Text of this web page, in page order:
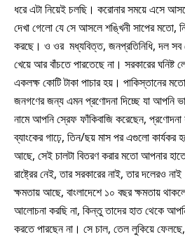
ধরে এটা নিয়েই চলছি। করোনার সময়ে এসে
দেখা গেলো যে সে আসলে শঙ্খিনী সাপের মতো,
করছে। ও ওর মধ্যবিত্ত, জনপ্রতিনিধি, দল সব
খেয়ে আর বাঁচতে পারতেছে না। সরকারের ঘনিষ্ট
একলক্ষ কোটি টাকা পাচার হয়। পাকিস্তানের মতো
জনগণের জন্য এমন প্রণোদনা দিচ্ছে যা আপনি
নামে আপনি স্রেফ ফাঁকিবাজি করেছেন, প্রণোদনা
ব্যাংকের গাঢ়ে, তিন/ছয় মাস পর এগুলো
আছে, সেই চালটা বিতরণ করার মতো আপনার
রাষ্ট্রের নেই, তার সরকারের নাই, তার দলেরও
ক্ষমতায় আছে, বাংলাদেশে ১০ বছর ক্ষমতায়
আলোচনা করছি না, কিন্তু তাদের হাত থেকে আপনি
করতে পারছেন না। সে চাল, তেল লুকিয়ে